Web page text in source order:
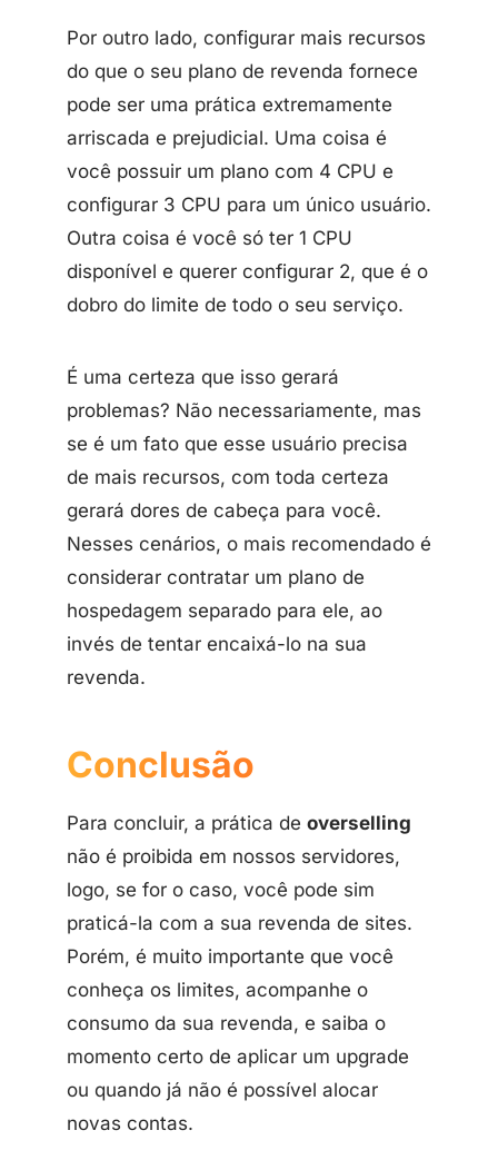
Por outro lado, configurar mais recursos
do que o seu plano de revenda fornece
pode ser uma prática extremamente
arriscada e prejudicial. Uma coisa é
você possuir um plano com 4 CPU e
configurar 3 CPU para um único usuário.
Outra coisa é você só ter 1 CPU
disponível e querer configurar 2, que é o
dobro do limite de todo o seu serviço.
É uma certeza que isso gerará
problemas? Não necessariamente, mas
se é um fato que esse usuário precisa
de mais recursos, com toda certeza
gerará dores de cabeça para você.
Nesses cenários, o mais recomendado é
considerar contratar um plano de
hospedagem separado para ele, ao
invés de tentar encaixá-lo na sua
revenda.
Conclusão
Para concluir, a prática de overselling
não é proibida em nossos servidores,
logo, se for o caso, você pode sim
praticá-la com a sua revenda de sites.
Porém, é muito importante que você
conheça os limites, acompanhe o
consumo da sua revenda, e saiba o
momento certo de aplicar um upgrade
ou quando já não é possível alocar
novas contas.